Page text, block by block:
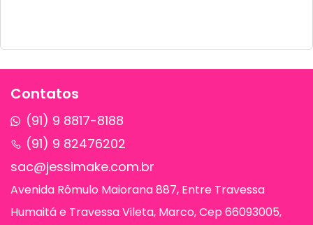
Contatos
(91) 9 8817-8188
(91) 9 82476202
sac@jessimake.com.br
Avenida Rômulo Maiorana 887, Entre Travessa
Humaitá e Travessa Vileta, Marco, Cep 66093005,